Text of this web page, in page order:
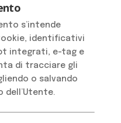
s’intende
identificativi
integrati, e-tag e
di tracciare gli
o salvando
dell’Utente.